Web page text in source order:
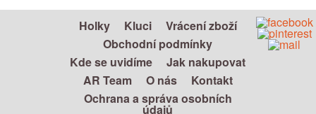
Holky Kluci
Vrácení zboží
Obchodní podmínky
Kde se uvidíme
Jak nakupovat
AR Team
O nás
Kontakt
Ochrana a správa osobních
údajů